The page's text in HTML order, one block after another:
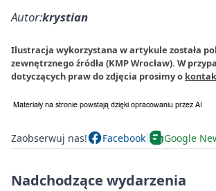
Autor:krystian
Ilustracja wykorzystana w artykule została
zewnętrznego źródła (KMP Wrocław). W
dotyczących praw do zdjęcia prosimy o
Zaobserwuj nas! Facebook Google
Nadchodzące wydarzenia